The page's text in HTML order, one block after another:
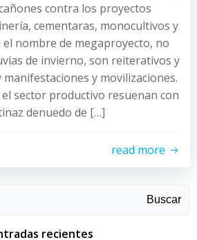
contra los proyectos
cementaras, monocultivos y
nombre de megaproyecto, no
de invierno, son reiterativos y
y movilizaciones.
sector productivo resuenan con
denuedo de […]
read more
Buscar
recientes